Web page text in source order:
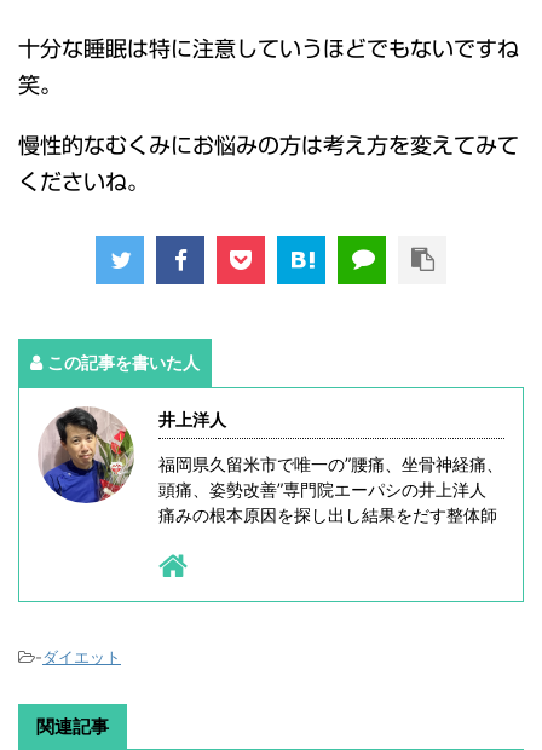
十分な睡眠は特に注意していうほどでもないですね
笑。
慢性的なむくみにお悩みの方は考え方を変えてみて
くださいね。
この記事を書いた人
井上洋人
福岡県久留米市で唯一の”腰痛、坐骨神経痛、
頭痛、姿勢改善”専門院エーパシの井上洋人
痛みの根本原因を探し出し結果をだす整体師
-ダイエット
関連記事